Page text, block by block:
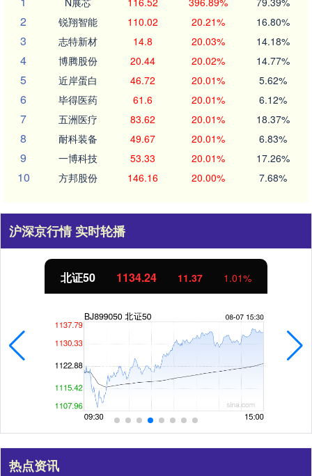
2 锐翔智能 110.02 20.21% 16.80%
3 志特新材 14.8 20.03% 14.18%
4 博腾股份 20.44 20.02% 14.77%
5 近岸蛋白 46.72 20.01% 5.62%
6 毕得医药 61.6 20.01% 6.12%
7 五洲医疗 83.62 20.01% 18.37%
8 耐科装备 49.67 20.01% 6.83%
9 一博科技 53.33 20.01% 17.26%
10 方邦股份 146.16 20.00% 7.68%
沪深京行情 实时轮播
北证50 1134.24 11.37 1.01%
热点资讯